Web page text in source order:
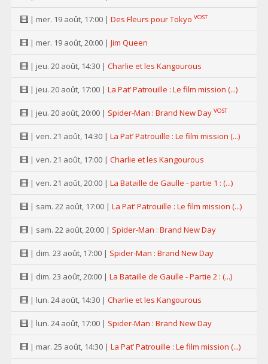
| mer. 19 août, 17:00 | Des Fleurs pour Tokyo VOST
| mer. 19 août, 20:00 | Jim Queen
| jeu. 20 août, 14:30 | Charlie et les Kangourous
| jeu. 20 août, 17:00 | La Pat’ Patrouille : Le film mission (...)
| jeu. 20 août, 20:00 | Spider-Man : Brand New Day VOST
| ven. 21 août, 14:30 | La Pat’ Patrouille : Le film mission (...)
| ven. 21 août, 17:00 | Charlie et les Kangourous
| ven. 21 août, 20:00 | La Bataille de Gaulle - partie 1 : (...)
| sam. 22 août, 17:00 | La Pat’ Patrouille : Le film mission (...)
| sam. 22 août, 20:00 | Spider-Man : Brand New Day
| dim. 23 août, 17:00 | Spider-Man : Brand New Day
| dim. 23 août, 20:00 | La Bataille de Gaulle - Partie 2 : (...)
| lun. 24 août, 14:30 | Charlie et les Kangourous
| lun. 24 août, 17:00 | Spider-Man : Brand New Day
| mar. 25 août, 14:30 | La Pat’ Patrouille : Le film mission (...)